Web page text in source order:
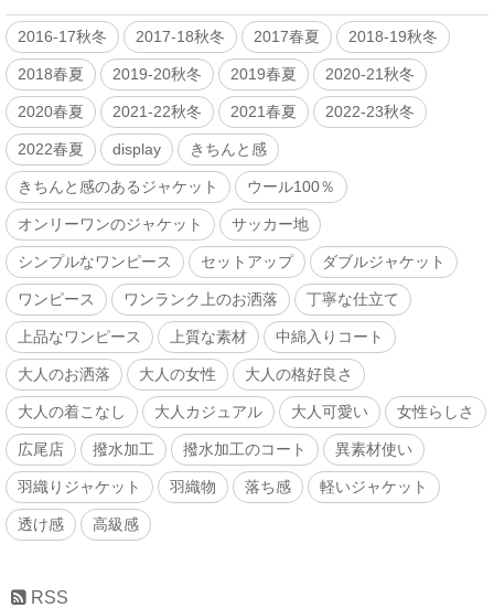
2016-17秋冬 2017-18秋冬 2017春夏 2018-19秋冬
2018春夏 2019-20秋冬 2019春夏 2020-21秋冬
2020春夏 2021-22秋冬 2021春夏 2022-23秋冬
2022春夏 display きちんと感
きちんと感のあるジャケット ウール100％
オンリーワンのジャケット サッカー地
シンプルなワンピース セットアップ ダブルジャケット
ワンピース ワンランク上のお洒落 丁寧な仕立て
上品なワンピース 上質な素材 中綿入りコート
大人のお洒落 大人の女性 大人の格好良さ
大人の着こなし 大人カジュアル 大人可愛い 女性らしさ
広尾店 撥水加工 撥水加工のコート 異素材使い
羽織りジャケット 羽織物 落ち感 軽いジャケット
透け感 高級感
RSS